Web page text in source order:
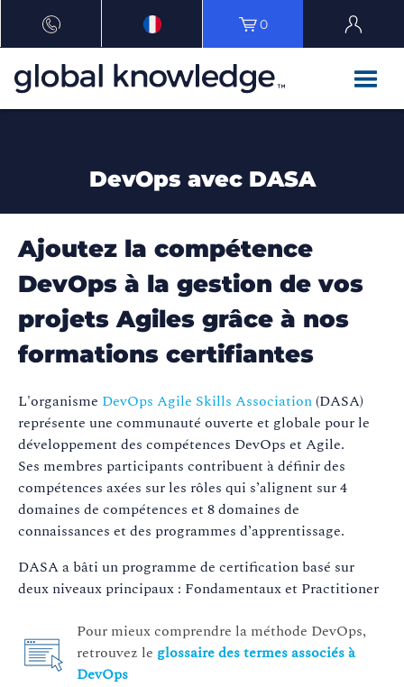
0
DevOps avec DASA
Ajoutez la compétence
DevOps à la gestion de vos
projets Agiles grâce à nos
formations certifiantes
L'organisme DevOps Agile Skills Association (DASA)
représente une communauté ouverte et globale pour le
développement des compétences DevOps et Agile.
Ses membres participants contribuent à définir des
compétences axées sur les rôles qui s’alignent sur 4
domaines de compétences et 8 domaines de
connaissances et des programmes d’apprentissage.
DASA a bâti un programme de certification basé sur
deux niveaux principaux : Fondamentaux et Practitioner
Pour mieux comprendre la méthode DevOps,
retrouvez le glossaire des termes associés à
DevOps